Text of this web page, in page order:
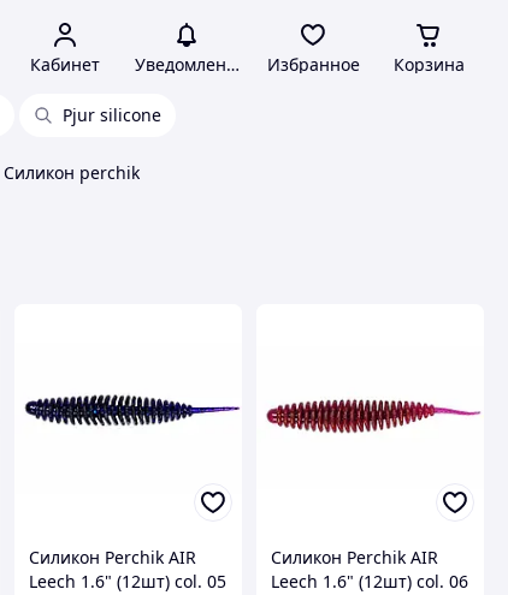
Кабинет Уведомления Избранное Корзина
Pjur silicone
Силикон perchik
Силикон Perchik AIR
Leech 1.6" (12шт) col. 05
Силикон Perchik AIR
Leech 1.6" (12шт) col. 06